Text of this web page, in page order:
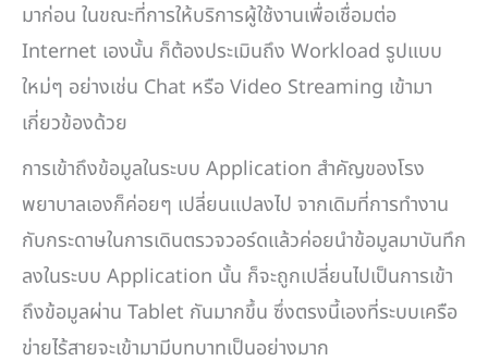
มาก่อน ในขณะที่การให้บริการผู้ใช้งานเพื่อเชื่อมต่อ
Internet เองนั้น ก็ต้องประเมินถึง Workload รูปแบบ
ใหม่ๆ อย่างเช่น Chat หรือ Video Streaming เข้ามา
เกี่ยวข้องด้วย
การเข้าถึงข้อมูลในระบบ Application สำคัญของโรง
พยาบาลเองก็ค่อยๆ เปลี่ยนแปลงไป จากเดิมที่การทำงาน
กับกระดาษในการเดินตรวจวอร์ดแล้วค่อยนำข้อมูลมาบันทึก
ลงในระบบ Application นั้น ก็จะถูกเปลี่ยนไปเป็นการเข้า
ถึงข้อมูลผ่าน Tablet กันมากขึ้น ซึ่งตรงนี้เองที่ระบบเครือ
ข่ายไร้สายจะเข้ามามีบทบาทเป็นอย่างมาก